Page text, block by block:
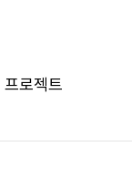
로젝트